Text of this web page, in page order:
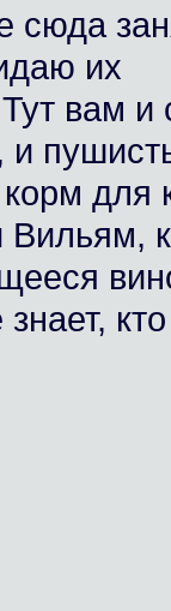
сюда
их
вам и
и
Вильям,